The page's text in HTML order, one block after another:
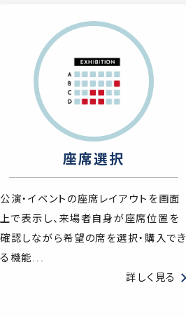
座席選択
公演・イベントの座席レイアウトを画面
上で表示し、来場者自身が座席位置を
確認しながら希望の席を選択・購入でき
る機能...
詳しく見る